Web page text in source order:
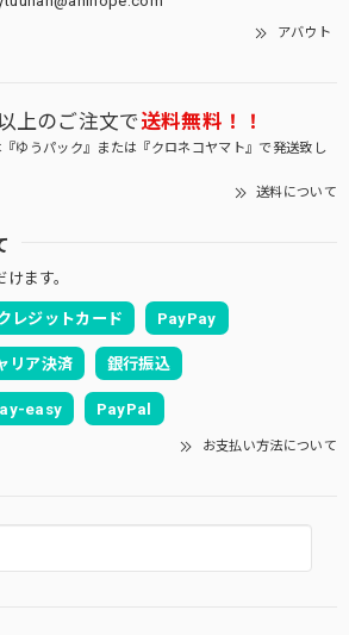
アバウト
上のご注文で送料無料！！
ゆうパック』または『クロネコヤマト』で発送致し
送料について
ます。
レジットカード PayPay
リア決済 銀行振込
easy PayPal
お支払い方法について